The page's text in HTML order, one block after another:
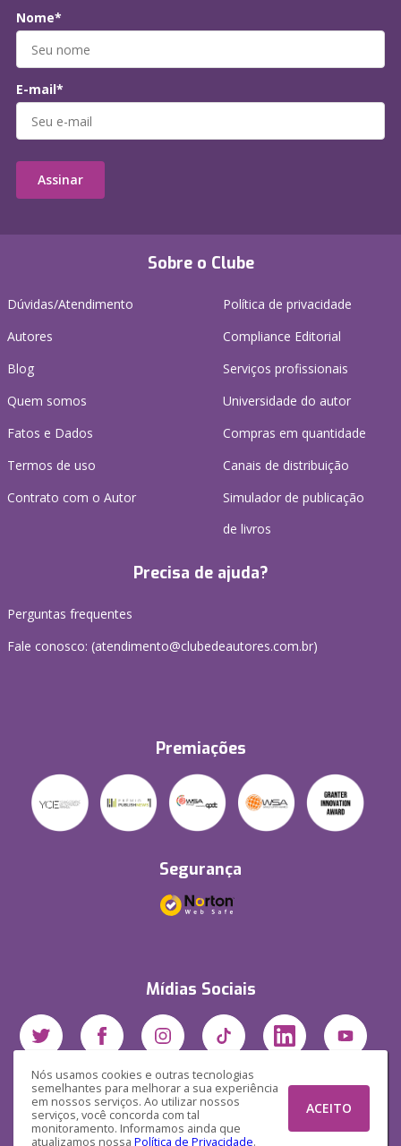
Nós usamos cookies e outras tecnologias
semelhantes para melhorar a sua experiência
em nossos serviços. Ao utilizar nossos
serviços, você concorda com tal
monitoramento. Informamos ainda que
atualizamos nossa Política de Privacidade.
ACEITO
Sobre o Clube
Dúvidas/Atendimento
Autores
Blog
Quem somos
Fatos e Dados
Termos de uso
Contrato com o Autor
Política de privacidade
Compliance Editorial
Serviços profissionais
Universidade do autor
Compras em quantidade
Canais de distribuição
Simulador de publicação
de livros
Precisa de ajuda?
Perguntas frequentes
Fale conosco: (atendimento@clubedeautores.com.br)
Premiações
Segurança
Mídias Sociais
Nome*
E-mail*
Assinar